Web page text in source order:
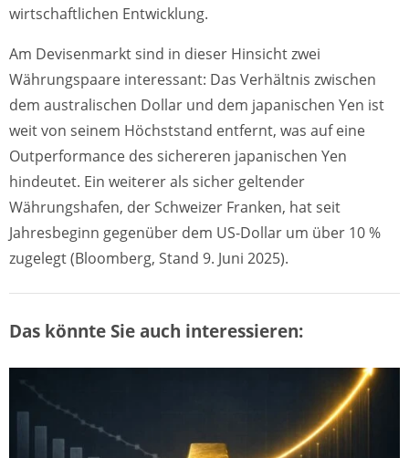
wirtschaftlichen Entwicklung.
Am Devisenmarkt sind in dieser Hinsicht zwei
Währungspaare interessant: Das Verhältnis zwischen
dem australischen Dollar und dem japanischen Yen ist
weit von seinem Höchststand entfernt, was auf eine
Outperformance des sichereren japanischen Yen
hindeutet. Ein weiterer als sicher geltender
Währungshafen, der Schweizer Franken, hat seit
Jahresbeginn gegenüber dem US-Dollar um über 10 %
zugelegt (Bloomberg, Stand 9. Juni 2025).
Das könnte Sie auch interessieren: